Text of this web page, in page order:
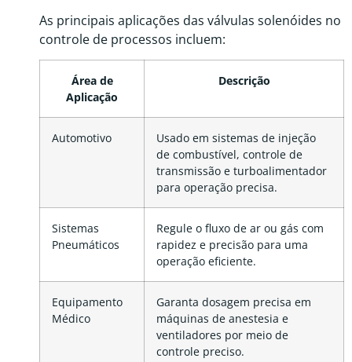
As principais aplicações das válvulas solenóides no
controle de processos incluem:
Área de
Aplicação
Descrição
Automotivo
Usado em sistemas de injeção
de combustível, controle de
transmissão e turboalimentador
para operação precisa.
Sistemas
Pneumáticos
Regule o fluxo de ar ou gás com
rapidez e precisão para uma
operação eficiente.
Equipamento
Médico
Garanta dosagem precisa em
máquinas de anestesia e
ventiladores por meio de
controle preciso.